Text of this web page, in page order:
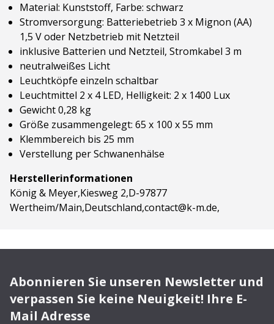
Material: Kunststoff, Farbe: schwarz
Stromversorgung: Batteriebetrieb 3 x Mignon (AA)
1,5 V oder Netzbetrieb mit Netzteil
inklusive Batterien und Netzteil, Stromkabel 3 m
neutralweißes Licht
Leuchtköpfe einzeln schaltbar
Leuchtmittel 2 x 4 LED, Helligkeit: 2 x 1400 Lux
Gewicht 0,28 kg
Größe zusammengelegt: 65 x 100 x 55 mm
Klemmbereich bis 25 mm
Verstellung per Schwanenhälse
Herstellerinformationen
König & Meyer,Kiesweg 2,D-97877
Wertheim/Main,Deutschland,contact@k-m.de,
Abonnieren Sie unseren Newsletter und
verpassen Sie keine Neuigkeit! Ihre E-
Mail Adresse